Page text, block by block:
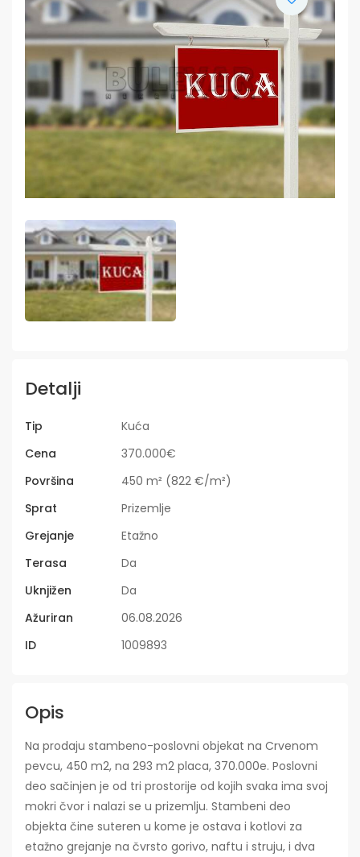
Detalji
Tip
Kuća
Cena
370.000€
Površina
450 m² (822 €/m²)
Sprat
Prizemlje
Grejanje
Etažno
Terasa
Da
Uknjižen
Da
Ažuriran
06.08.2026
ID
1009893
Opis
Na prodaju stambeno-poslovni objekat na Crvenom
pevcu, 450 m2, na 293 m2 placa, 370.000e. Poslovni
deo sačinjen je od tri prostorije od kojih svaka ima svoj
mokri čvor i nalazi se u prizemlju. Stambeni deo
objekta čine suteren u kome je ostava i kotlovi za
etažno grejanje na čvrsto gorivo, naftu i struju, i dva